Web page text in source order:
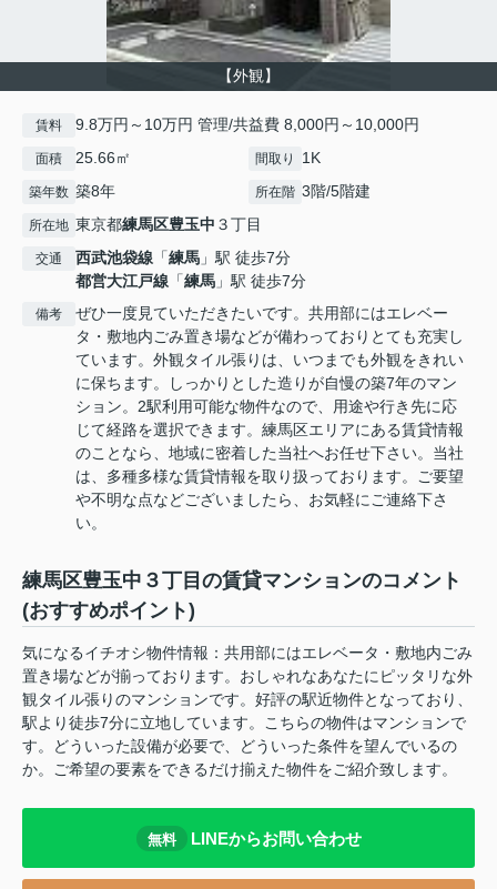
【外観】
賃料 9.8万円～10万円 管理/共益費 8,000円～10,000円
面積 25.66㎡ 間取り 1K
築年数 築8年 所在階 3階/5階建
所在地 東京都練馬区豊玉中 ３丁目
交通 西武池袋線 「練馬 」駅 徒歩7分
都営大江戸線 「練馬 」駅 徒歩7分
備考
ぜひ一度見ていただきたいです。共用部にはエレベー
タ・敷地内ごみ置き場などが備わっておりとても充実し
ています。外観タイル張りは、いつまでも外観をきれい
に保ちます。しっかりとした造りが自慢の築7年のマン
ション。2駅利用可能な物件なので、用途や行き先に応
じて経路を選択できます。練馬区エリアにある賃貸情報
のことなら、地域に密着した当社へお任せ下さい。当社
は、多種多様な賃貸情報を取り扱っております。ご要望
や不明な点などございましたら、お気軽にご連絡下さ
い。
練馬区豊玉中３丁目の賃貸マンションのコメント
(おすすめポイント)
気になるイチオシ物件情報：共用部にはエレベータ・敷地内ごみ
置き場などが揃っております。おしゃれなあなたにピッタリな外
観タイル張りのマンションです。好評の駅近物件となっており、
駅より徒歩7分に立地しています。こちらの物件はマンションで
す。どういった設備が必要で、どういった条件を望んでいるの
か。ご希望の要素をできるだけ揃えた物件をご紹介致します。
無料 LINEからお問い合わせ